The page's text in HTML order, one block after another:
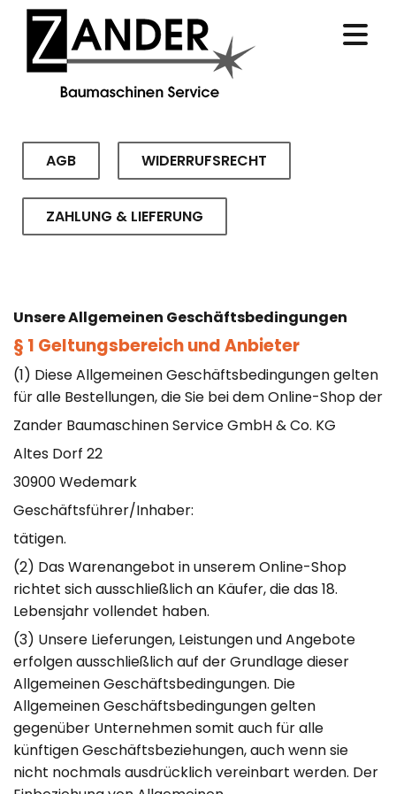
AGB WIDERRUFSRECHT
ZAHLUNG & LIEFERUNG
Unsere Allgemeinen Geschäftsbedingungen
§ 1 Geltungsbereich und Anbieter
(1) Diese Allgemeinen Geschäftsbedingungen gelten
für alle Bestellungen, die Sie bei dem Online-Shop der
Zander Baumaschinen Service GmbH & Co. KG
Altes Dorf 22
30900 Wedemark
Geschäftsführer/Inhaber:
tätigen.
(2) Das Warenangebot in unserem Online-Shop
richtet sich ausschließlich an Käufer, die das 18.
Lebensjahr vollendet haben.
(3) Unsere Lieferungen, Leistungen und Angebote
erfolgen ausschließlich auf der Grundlage dieser
Allgemeinen Geschäftsbedingungen. Die
Allgemeinen Geschäftsbedingungen gelten
gegenüber Unternehmen somit auch für alle
künftigen Geschäftsbeziehungen, auch wenn sie
nicht nochmals ausdrücklich vereinbart werden. Der